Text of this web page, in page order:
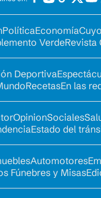
PolíticaEconomía
VerdeRevista
Deportiva
RecetasEn las
OpinionSociales
Estado del
Automotores
Fúnebres y Misas